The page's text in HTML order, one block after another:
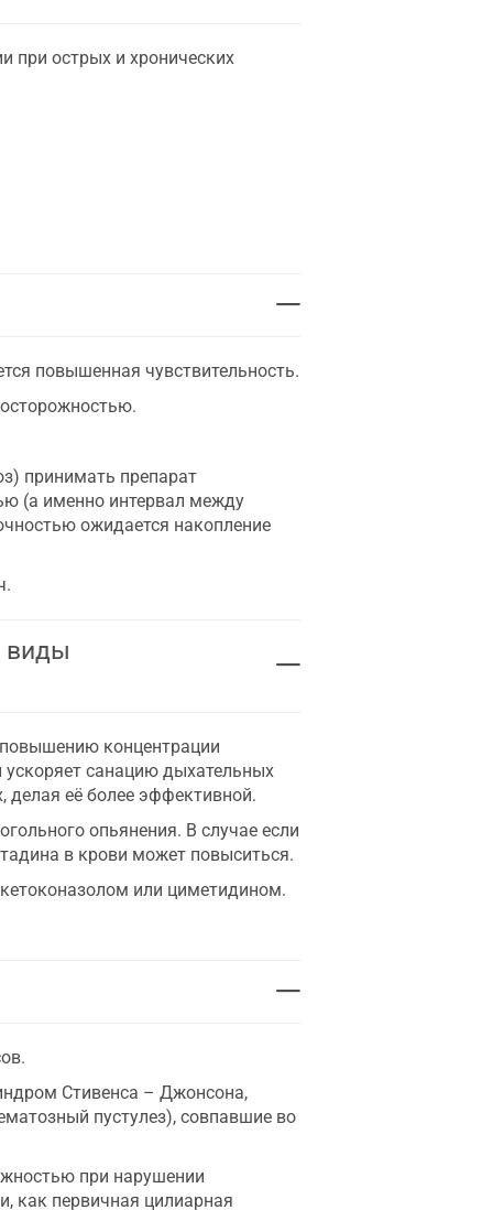
при острых и хронических
повышенная чувствительность.
принимать препарат
(а именно интервал между
ожидается накопление
виды
концентрации
ускоряет санацию дыхательных
делая её более эффективной.
опьянения. В случае если
в крови может повыситься.
или циметидином.
Стивенса – Джонсона,
пустулез), совпавшие во
при нарушении
как первичная цилиарная